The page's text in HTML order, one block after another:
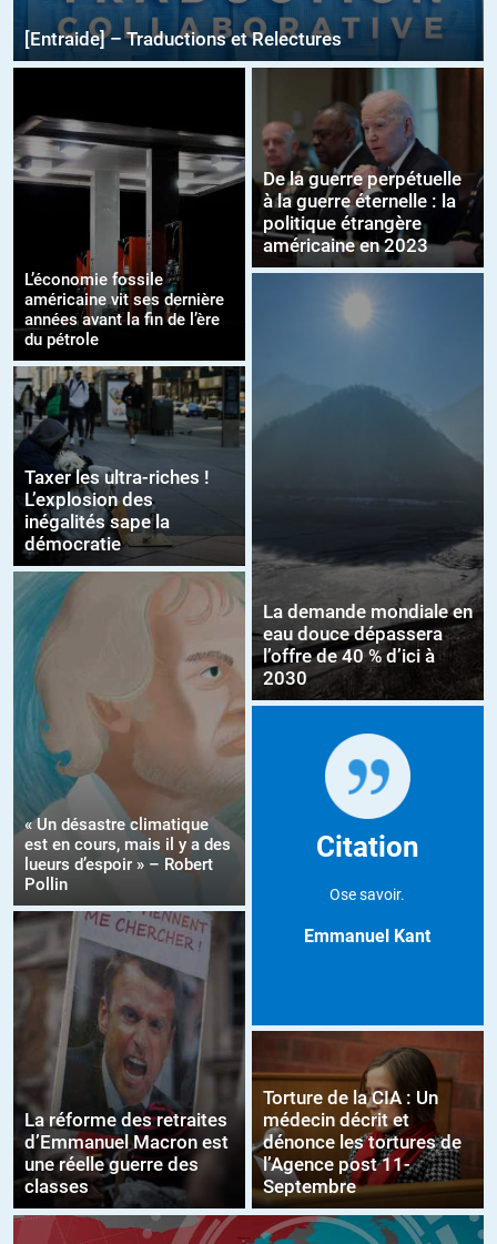
[Entraide] – Traductions et Relectures
L’économie fossile
américaine vit ses dernière
années avant la fin de l’ère
du pétrole
Taxer les ultra-riches !
L’explosion des
inégalités sape la
démocratie
« Un désastre climatique
est en cours, mais il y a des
lueurs d’espoir » – Robert
Pollin
La réforme des retraites
d’Emmanuel Macron est
une réelle guerre des
classes
De la guerre perpétuelle
à la guerre éternelle : la
politique étrangère
américaine en 2023
La demande mondiale en
eau douce dépassera
l’offre de 40 % d’ici à
2030
Citation
Ose savoir.
Emmanuel Kant
Torture de la CIA : Un
médecin décrit et
dénonce les tortures de
l’Agence post 11-
Septembre